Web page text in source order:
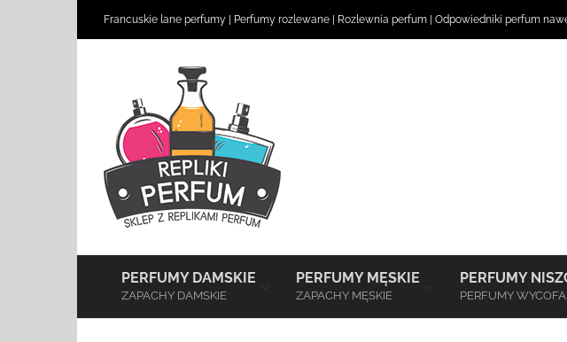
Francuskie lane perfumy Perfumy rozlewane Rozlewnia perfum Odpowiedniki perfum
PERFUMY DAMSKIE
ZAPACHY DAMSKIE
PERFUMY MĘSKIE
ZAPACHY MĘSKIE
PERFUMY
PERFUMY